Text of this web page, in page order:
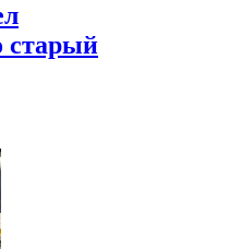
старый